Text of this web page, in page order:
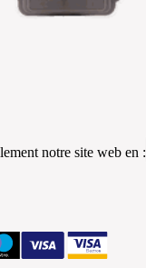
notre site web en :